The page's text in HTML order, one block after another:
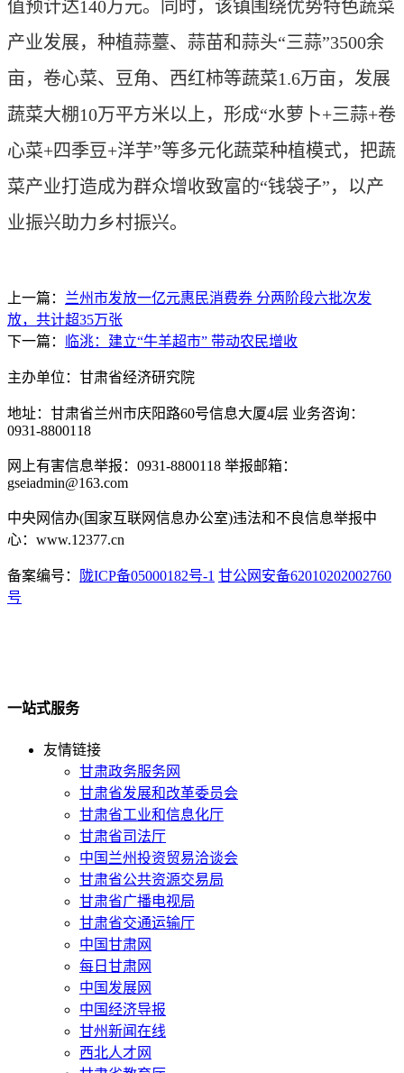
值预计达140万元。同时，该镇围绕优势特色蔬菜
产业发展，种植蒜薹、蒜苗和蒜头“三蒜”3500余
亩，卷心菜、豆角、西红柿等蔬菜1.6万亩，发展
蔬菜大棚10万平方米以上，形成“水萝卜+三蒜+卷
心菜+四季豆+洋芋”等多元化蔬菜种植模式，把蔬
菜产业打造成为群众增收致富的“钱袋子”，以产
业振兴助力乡村振兴。
上一篇： 兰州市发放一亿元惠民消费券 分两阶段六批次发
放，共计超35万张
下一篇：
临洮：建立“牛羊超市” 带动农民增收
主办单位：甘肃省经济研究院
地址：甘肃省兰州市庆阳路60号信息大厦4层 业务咨询：
0931-8800118
网上有害信息举报：0931-8800118 举报邮箱：
gseiadmin@163.com
中央网信办(国家互联网信息办公室)违法和不良信息举报中
心：www.12377.cn
备案编号： 陇ICP备05000182号-1 甘公网安备62010202002760
号
一站式服务
友情链接
甘肃政务服务网
甘肃省发展和改革委员会
甘肃省工业和信息化厅
甘肃省司法厅
中国兰州投资贸易洽谈会
甘肃省公共资源交易局
甘肃省广播电视局
甘肃省交通运输厅
中国甘肃网
每日甘肃网
中国发展网
中国经济导报
甘州新闻在线
西北人才网